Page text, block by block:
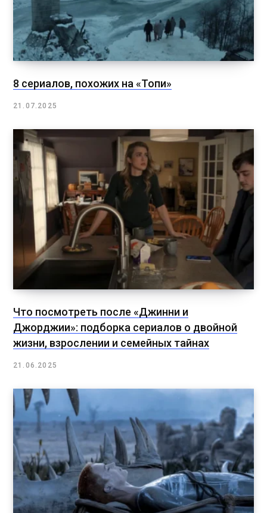
8 сериалов, похожих на «Топи»
21.07.2025
Что посмотреть после «Джинни и
Джорджии»: подборка сериалов о двойной
жизни, взрослении и семейных тайнах
21.06.2025